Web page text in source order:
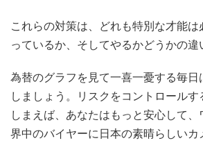
これらの対策は、どれも特別な才能
っているか、そしてやるかどうかの違
為替のグラフを見て一喜一憂する毎日
しましょう。リスクをコントロールす
しまえば、あなたはもっと安心して
界中のバイヤーに日本の素晴らしいカ